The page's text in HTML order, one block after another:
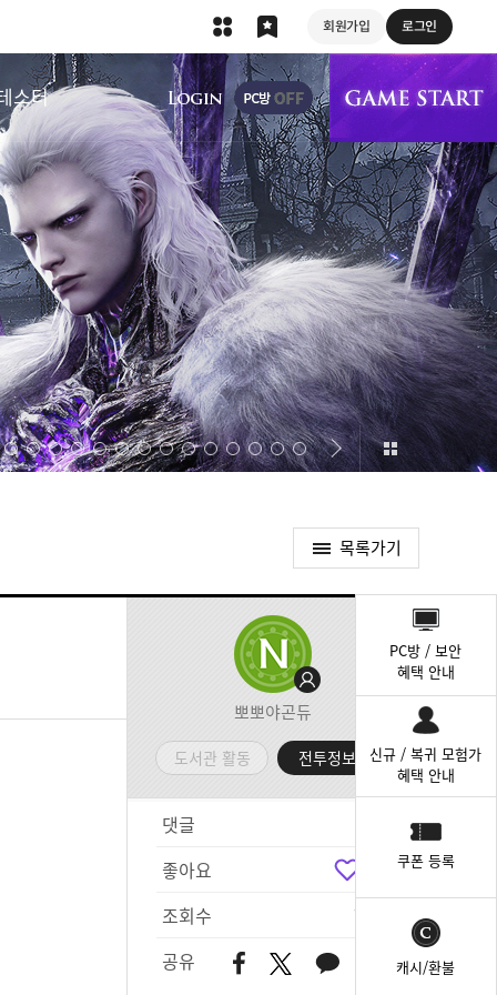
회원가입 로그인
스터
상단 메뉴
목록가기
뽀뽀야곤듀
도서관 활동 전투정보실
댓글
좋아요
조회수
729
공유
PC방 / 보안
혜택 안내
신규 / 복귀 모험가
혜택 안내
쿠폰 등록
캐시/환불